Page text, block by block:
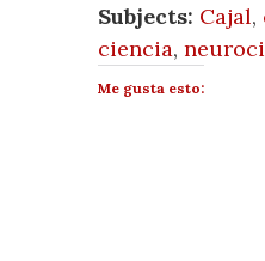
Subjects: Cajal,
ciencia,
Me gusta esto: